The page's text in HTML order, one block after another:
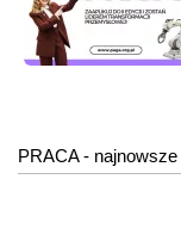
PRACA - najnowsze